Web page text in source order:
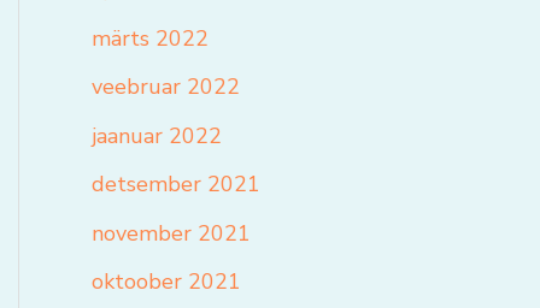
märts 2022
veebruar 2022
jaanuar 2022
detsember 2021
november 2021
oktoober 2021